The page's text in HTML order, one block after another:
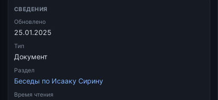
СВЕДЕНИЯ
Обновлено
25.01.2025
Тип
Документ
Раздел
Беседы по Исааку Сирину
Время чтения